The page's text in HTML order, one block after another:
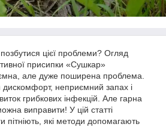
цієї проблеми? Огляд
присипки «Сушкар»
але дуже поширена проблема.
неприємний запах і
грибкових інфекцій. Але гарна
виправити! У цій статті
пітніють, які методи допомагають